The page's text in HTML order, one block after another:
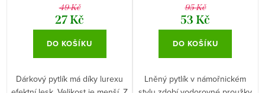
49 Kč
27 Kč
DO KOŠÍKU
Dárkový pytlík má díky lurexu
95 Kč
53 Kč
DO KOŠÍKU
Lněný pytlík v námořnickém